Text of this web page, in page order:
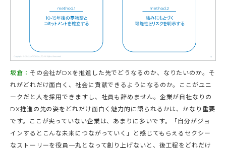
坂倉： その会社がDXを推進した先でどうなるのか、なりたいのか。そ
れがどれだけ面白く、社会に貢献できるようになるのか。ここがユニ
ークだと人を採用できますし、社員も辞めません。企業が自社なりの
DX推進の先の姿をどれだけ面白く魅力的に語られるかは、かなり重要
です。ここが尖っていない企業は、あまりに多いです。「自分がジョ
インするとこんな未来につながっていく」と感じてもらえるセクシー
なストーリーを役員一丸となって創り上げないと、後工程をどれだけ